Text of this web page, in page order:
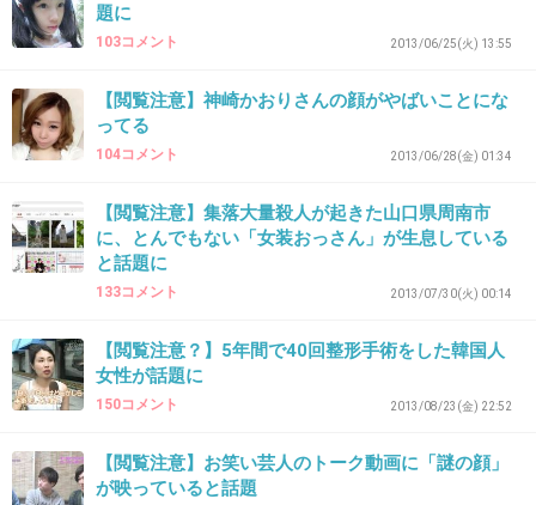
35. 匿名2013/09/25(水) 11:41:13
ふくろうのえさってねずみだもの。
冷凍で売ってますよね。
+37 -3
梟可愛いけど餌がネズミっていうのがな～
お金もかかるし飼うのは大変そう！でも飼いた
+23 -3
題に
103コメント 2013/06/25(火) 13:55
【閲覧注意】神崎かおりさんの顔がやばいことにな
ってる
104コメント 2013/06/28(金) 01:34
【閲覧注意】集落大量殺人が起きた山口県周南市
に、とんでもない「女装おっさん」が生息している
と話題に
133コメント 2013/07/30(火) 00:14
【閲覧注意？】5年間で40回整形手術をした韓国人
女性が話題に
150コメント 2013/08/23(金) 22:52
【閲覧注意】お笑い芸人のトーク動画に「謎の顔」
が映っていると話題